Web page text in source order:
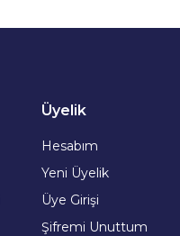
Üyelik
Hesabım
Yeni Üyelik
Üye Girişi
Şifremi Unuttum